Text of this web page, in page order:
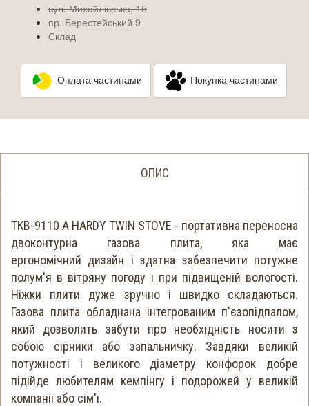
вул. Михайлівська, 15
пр. Берестейський 9
Склад
Оплата частинами Покупка частинами
ОПИС
TKB-9110 A HARDY TWIN STOVE - портативна переносна
двоконтурна газова плита, яка має
ергономічний дизайн і здатна забезпечити потужне
полум'я в вітряну погоду і при підвищеній вологості.
Ніжки плити дуже зручно і швидко складаються.
Газова плита обладнана інтегрованим п'єзопідпалом,
який дозволить забути про необхідність носити з
собою сірники або запальничку. Завдяки великій
потужності і великого діаметру конфорок добре
підійде любителям кемпінгу і подорожей у великій
компанії або сім'ї.